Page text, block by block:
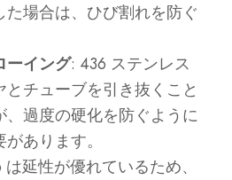
た場合は、ひび割れを防ぐ
ーイング: 436 ステンレス
とチューブを引き抜くこと
、過度の硬化を防ぐように
あります。
は延性が優れているため、